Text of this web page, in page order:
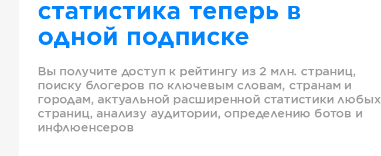
статистика теперь в
одной подписке
Вы получите доступ к рейтингу из 2 млн. страниц,
поиску блогеров по ключевым словам, странам и
городам, актуальной расширенной статистики любых
страниц, анализу аудитории, определению ботов и
инфлюенсеров